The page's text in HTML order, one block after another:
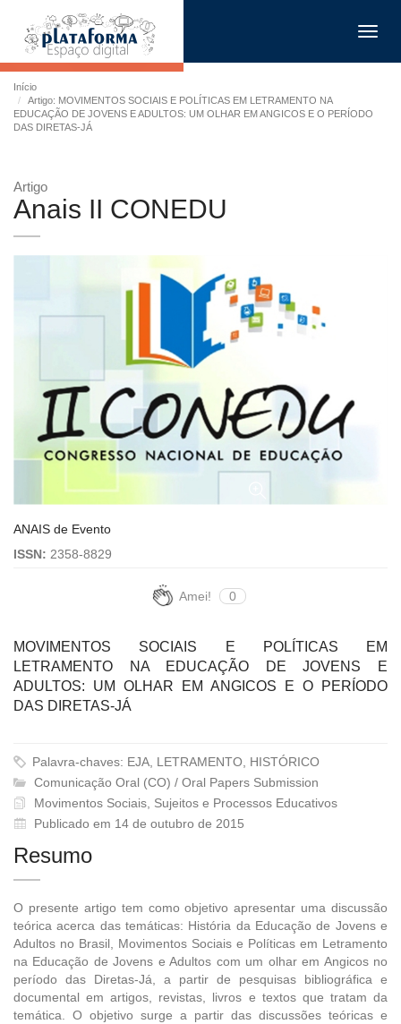
Início
Artigo: MOVIMENTOS SOCIAIS E POLÍTICAS EM LETRAMENTO NA
EDUCAÇÃO DE JOVENS E ADULTOS: UM OLHAR EM ANGICOS E O PERÍODO
DAS DIRETAS-JÁ
Artigo
Anais II CONEDU
ANAIS de Evento
ISSN: 2358-8829
Amei! 0
MOVIMENTOS SOCIAIS E POLÍTICAS EM
LETRAMENTO NA EDUCAÇÃO DE JOVENS E
ADULTOS: UM OLHAR EM ANGICOS E O PERÍODO
DAS DIRETAS-JÁ
Palavra-chaves: EJA, LETRAMENTO, HISTÓRICO
Comunicação Oral (CO) / Oral Papers Submission
Movimentos Sociais, Sujeitos e Processos Educativos
Publicado em 14 de outubro de 2015
Resumo
O presente artigo tem como objetivo apresentar uma discussão
teórica acerca das temáticas: História da Educação de Jovens e
Adultos no Brasil, Movimentos Sociais e Políticas em Letramento
na Educação de Jovens e Adultos com um olhar em Angicos no
período das Diretas-Já, a partir de pesquisas bibliográfica e
documental em artigos, revistas, livros e textos que tratam da
temática. O objetivo surge a partir das discussões teóricas e